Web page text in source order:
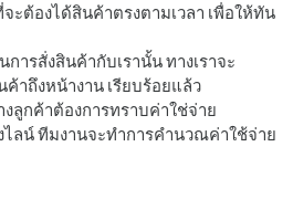
ะต้องได้สินค้าตรงตามเวลา เพื่อให้ทัน
การสั่งสินค้ากับเรานั้น ทางเราจะ
ค้าถึงหน้างาน เรียบร้อยแล้ว
ลูกค้าต้องการทราบค่าใช่จ่าย
ลน์ ทีมงานจะทำการคำนวณค่าใช้จ่าย